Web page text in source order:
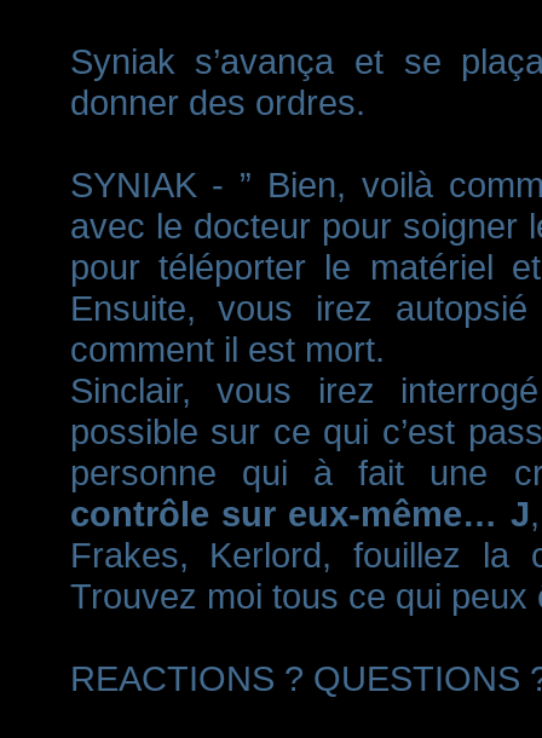
Syniak s’avança et se
donner des ordres.
SYNIAK - ” Bien, voilà
avec le docteur pour soigner
pour téléporter le matériel
Ensuite, vous irez
comment il est mort.
Sinclair, vous irez
possible sur ce qui c’est
personne qui à fait une
contrôle sur eux-même… J
Frakes, Kerlord, fouillez la
Trouvez moi tous ce qui peux
REACTIONS ? QUESTIONS